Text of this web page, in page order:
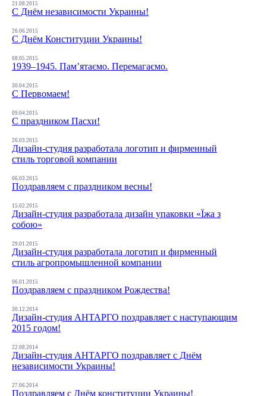
21.08.2015
С Днём независимости Украины!
26.06.2015
С Днём Конституции Украины!
08.05.2015
1939–1945. Пам’ятаємо. Перемагаємо.
30.04.2015
С Первомаем!
09.04.2015
С праздником Пасхи!
26.03.2015
Дизайн-студия разработала логотип и фирменный
стиль торговой компании
06.03.2015
Поздравляем с праздником весны!
15.02.2015
Дизайн-студия разработала дизайн упаковки «Їжа з
собою»
29.01.2015
Дизайн-студия разработала логотип и фирменный
стиль агропромышленной компании
06.01.2015
Поздравляем с праздником Рождества!
30.12.2014
Дизайн-студия АНТАРГО поздравляет с наступающим
2015 годом!
22.08.2014
Дизайн-студия АНТАРГО поздравляет с Днём
независимости Украины!
27.06.2014
Поздравляем с Днём конституции Украины!